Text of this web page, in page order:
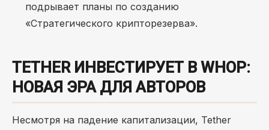
подрывает планы по созданию
«Стратегического крипторезерва».
TETHER ИНВЕСТИРУЕТ В WHOP:
НОВАЯ ЭРА ДЛЯ АВТОРОВ
Несмотря на падение капитализации, Tether